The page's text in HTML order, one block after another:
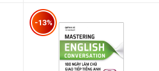
-13%